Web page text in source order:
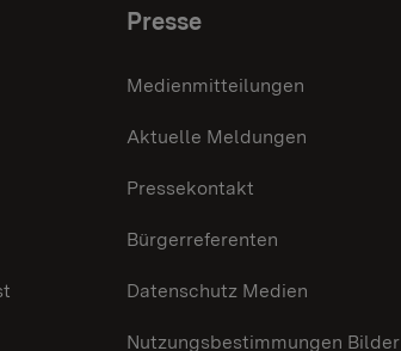
Presse
Medienmitteilungen
Aktuelle Meldungen
Pressekontakt
Bürgerreferenten
Datenschutz Medien
Nutzungsbestimmungen Bilder